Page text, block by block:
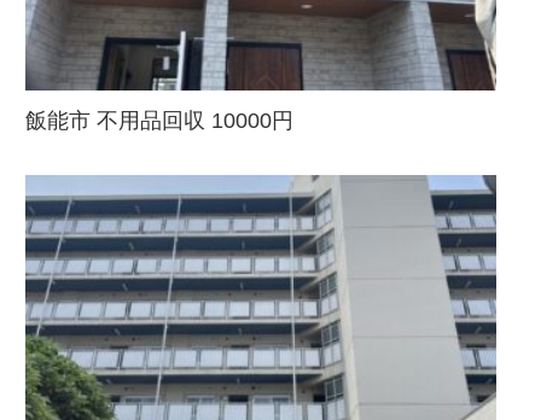
飯能市 不用品回収 10000円